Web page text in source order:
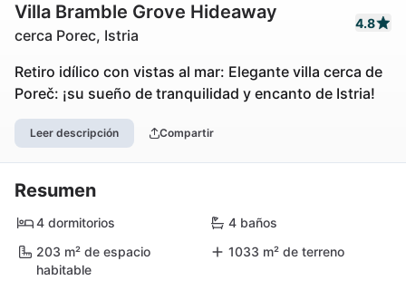
Villa Bramble Grove Hideaway
cerca Porec, Istria
4.8
Retiro idílico con vistas al mar: Elegante villa cerca de
Poreč: ¡su sueño de tranquilidad y encanto de Istria!
Leer descripción Compartir
Resumen
4 dormitorios
4 baños
203 m² de espacio
habitable
1033 m² de terreno